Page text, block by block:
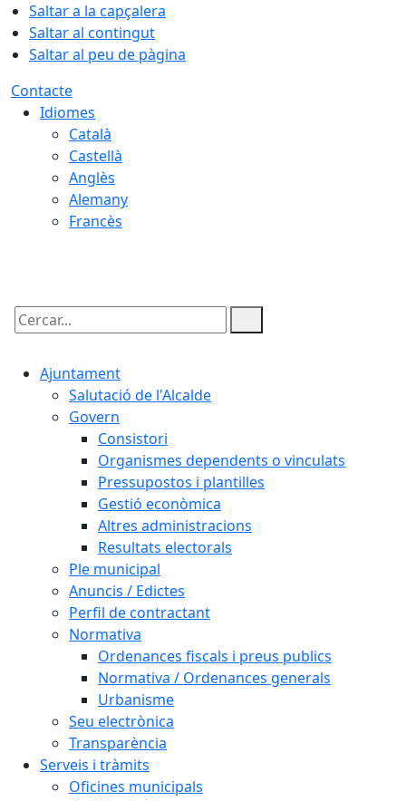
Saltar a la capçalera
Saltar al contingut
Saltar al peu de pàgina
Contacte
Idiomes
Català
Castellà
Anglès
Alemany
Francès
Cercar:
Ajuntament
Salutació de l'Alcalde
Govern
Consistori
Organismes dependents o vinculats
Pressupostos i plantilles
Gestió econòmica
Altres administracions
Resultats electorals
Ple municipal
Anuncis / Edictes
Perfil de contractant
Normativa
Ordenances fiscals i preus publics
Normativa / Ordenances generals
Urbanisme
Seu electrònica
Transparència
Serveis i tràmits
Oficines municipals